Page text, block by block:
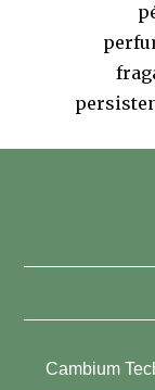
Cambium